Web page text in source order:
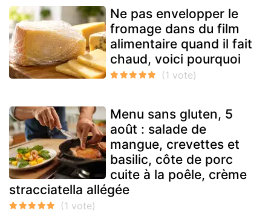
Ne pas envelopper le
fromage dans du film
alimentaire quand il fait
chaud, voici pourquoi
Menu sans gluten, 5
août : salade de
mangue, crevettes et
basilic, côte de porc
cuite à la poêle, crème
stracciatella allégée